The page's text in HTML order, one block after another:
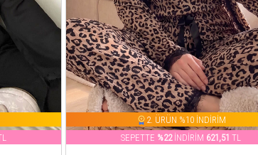
2. ÜRÜN %10 İNDİRİM
SEPETTE%22İNDİRİM621,51 TL